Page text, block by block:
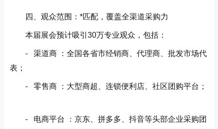
四、观众范围：*匹配，覆盖全渠道采购力
本届展会预计吸引30万专业观众，包括：
- 渠道商 ：全国各省市经销商、代理商、批发市场代
表；
- 零售商 ：大型商超、连锁便利店、社区团购平台；
- 电商平台 ：京东、拼多多、抖音等头部企业采购团